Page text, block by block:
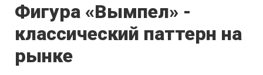
Фигура «Вымпел» -
классический паттерн на
рынке